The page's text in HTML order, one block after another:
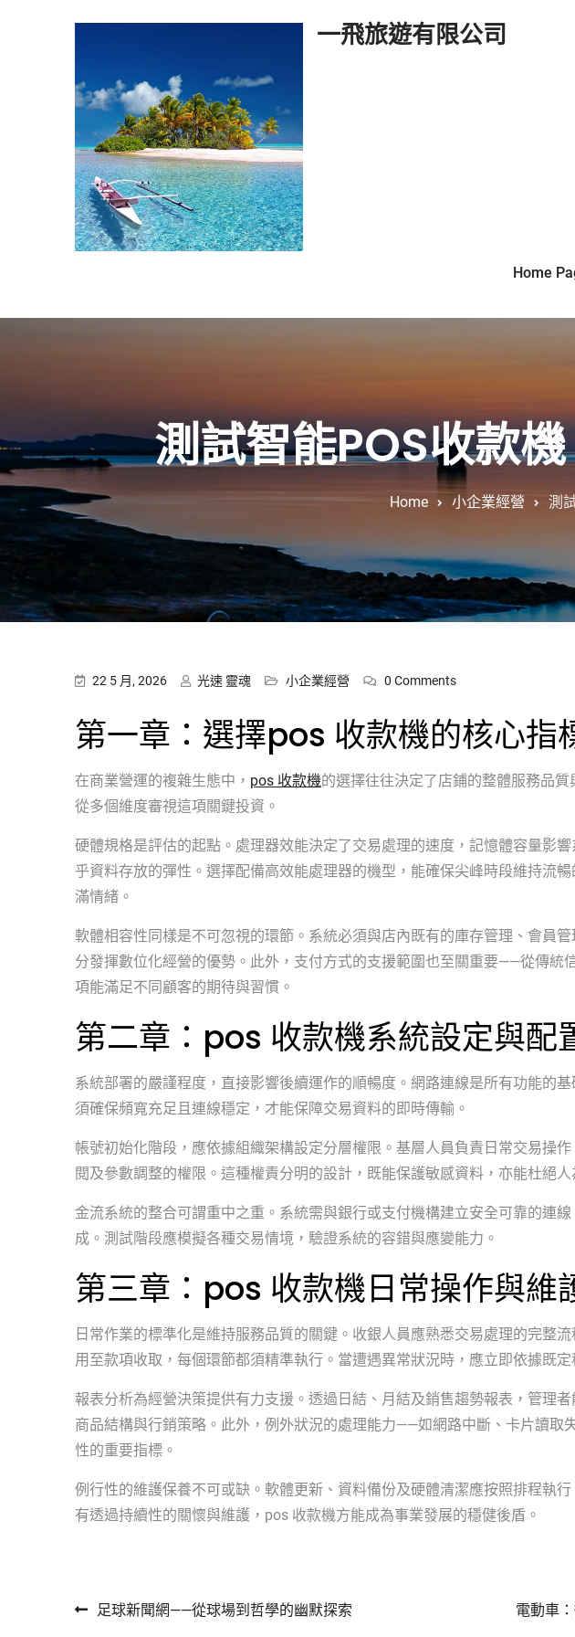
一飛旅遊有限公司
Home
測試智能POS收款
Home 小企業經營 測
22 5 月, 2026 光速 靈魂 小企業經營 0 Comments
第一章：選擇pos 收款機的核心指
在商業營運的複雜生態中， pos 收款機的選擇往往決定了店鋪的整體服務品
從多個維度審視這項關鍵投資。
硬體規格是評估的起點。處理器效能決定了交易處理的速度，記憶體容量影
乎資料存放的彈性。選擇配備高效能處理器的機型，能確保尖峰時段維持流
滿情緒。
軟體相容性同樣是不可忽視的環節。系統必須與店內既有的庫存管理、會員
分發揮數位化經營的優勢。此外，支付方式的支援範圍也至關重要——從傳統
項能滿足不同顧客的期待與習慣。
第二章：pos 收款機系統設定與配
系統部署的嚴謹程度，直接影響後續運作的順暢度。網路連線是所有功能的
須確保頻寬充足且連線穩定，才能保障交易資料的即時傳輸。
帳號初始化階段，應依據組織架構設定分層權限。基層人員負責日常交易操
閱及參數調整的權限。這種權責分明的設計，既能保護敏感資料，亦能杜絕人
金流系統的整合可謂重中之重。系統需與銀行或支付機構建立安全可靠的連
成。測試階段應模擬各種交易情境，驗證系統的容錯與應變能力。
第三章：pos 收款機日常操作與維
日常作業的標準化是維持服務品質的關鍵。收銀人員應熟悉交易處理的完整
用至款項收取，每個環節都須精準執行。當遭遇異常狀況時，應立即依據既
報表分析為經營決策提供有力支援。透過日結、月結及銷售趨勢報表，管理
商品結構與行銷策略。此外，例外狀況的處理能力——如網路中斷、卡片讀取
性的重要指標。
例行性的維護保養不可或缺。軟體更新、資料備份及硬體清潔應按照排程執
有透過持續性的關懷與維護，pos 收款機方能成為事業發展的穩健後盾。
文章導覽
足球新聞網——從球場到哲學的幽默探索 電動車